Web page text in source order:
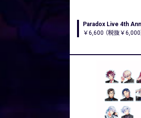
Paradox Live 4th
￥6,600 （税抜￥6,000